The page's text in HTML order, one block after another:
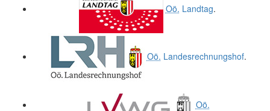
Oö. Landtag.
Oö. Landesrechnungshof.
Oö.